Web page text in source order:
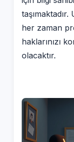
her zaman
haklarınızı
olacaktır.